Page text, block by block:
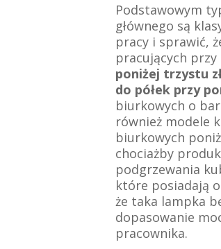
Podstawowym
głównego są
pracy i sprawić,
pracujących przy
poniżej trzystu
do półek przy
biurkowych o
również modele
biurkowych
chociażby
podgrzewania
które posiadają
że taka lampka
dopasowanie
pracownika.